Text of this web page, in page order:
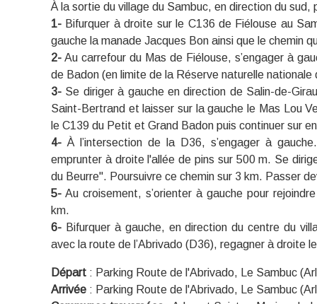
À la sortie du village du Sambuc, en direction du
1- Bifurquer à droite sur le C136 de Fiélouse au
gauche la manade Jacques Bon ainsi que le chemin
2- Au carrefour du Mas de Fiélouse, s’engager à
de Badon (en limite de la Réserve naturelle nationale
3- Se diriger à gauche en direction de Salin-de-
Saint-Bertrand et laisser sur la gauche le Mas Lou
le C139 du Petit et Grand Badon puis continuer sur
4- À l’intersection de la D36, s’engager à
emprunter à droite l'allée de pins sur 500 m. Se
du Beurre". Poursuivre ce chemin sur 3 km. Passer
5- Au croisement, s’orienter à gauche pour
km.
6- Bifurquer à gauche, en direction du centre du
avec la route de l’Abrivado (D36), regagner à droite
Départ : Parking Route de l'Abrivado, Le Sambuc
Arrivée : Parking Route de l'Abrivado, Le Sambuc